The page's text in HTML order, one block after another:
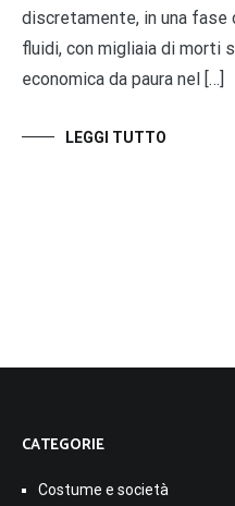
discretamente, in una
fluidi, con migliaia di morti
economica da paura nel […]
LEGGI TUTTO
CATEGORIE
Costume e società